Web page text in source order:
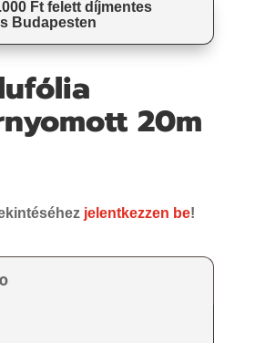
Ft felett díjmentes
Budapesten
20m
jelentkezzen be!